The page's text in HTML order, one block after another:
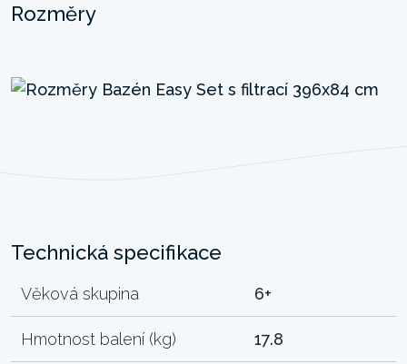
Rozměry
Technická specifikace
Věková skupina 6+
Hmotnost balení (kg) 17.8